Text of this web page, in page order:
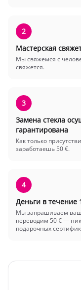
2
Мастерская
Мы свяжемся с
свяжется.
3
Замена стекла
гарантирована
Как только
заработаешь 50 €.
4
Деньги в течение
Мы запрашиваем ваш
переводим 50 € —
подарочных